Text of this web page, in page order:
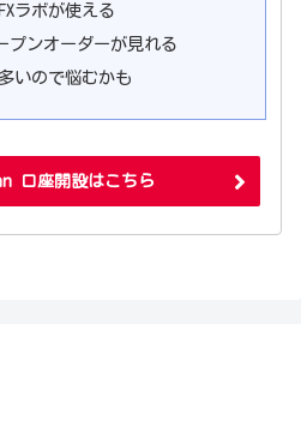
ラボが使える
プンオーダーが見れる
いので悩むかも
口座開設はこちら